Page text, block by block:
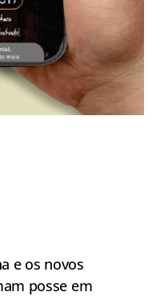
e os novos
posse em